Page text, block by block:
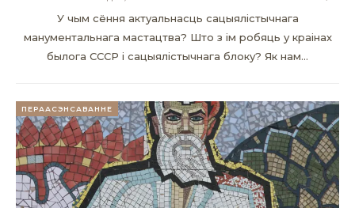
У чым сёння актуальнасць сацыялістычнага
манументальнага мастацтва? Што з ім робяць у краінах
былога СССР і сацыялістычнага блоку? Як нам…
ПЕРААСЭНСАВАННЕ